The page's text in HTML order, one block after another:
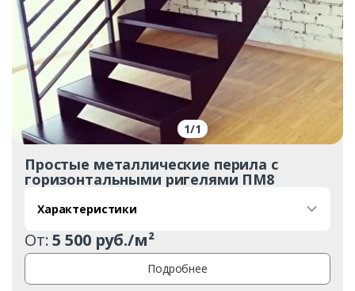
1/1
Простые металлические перила с
горизонтальными ригелями ПМ8
Характеристики
От:5 500 руб./м²
Подробнее